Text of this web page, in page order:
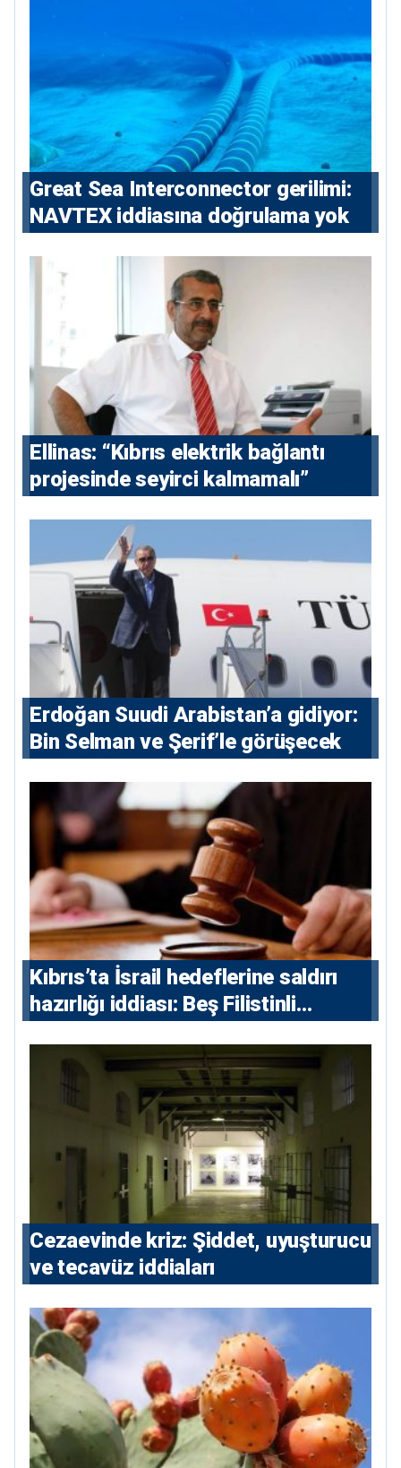
Great Sea Interconnector gerilimi:
NAVTEX iddiasına doğrulama yok
Ellinas: “Kıbrıs elektrik bağlantı
projesinde seyirci kalmamalı”
Erdoğan Suudi Arabistan’a gidiyor:
Bin Selman ve Şerif’le görüşecek
Kıbrıs’ta İsrail hedeflerine saldırı
hazırlığı iddiası: Beş Filistinli
Cezaevinde kriz: Şiddet, uyuşturucu
ve tecavüz iddiaları